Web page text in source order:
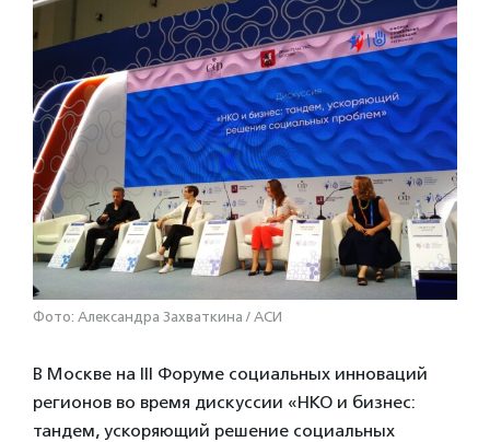
Фото: Александра Захваткина / АСИ
В Москве на III Форуме социальных инноваций
регионов во время дискуссии «НКО и бизнес:
тандем, ускоряющий решение социальных